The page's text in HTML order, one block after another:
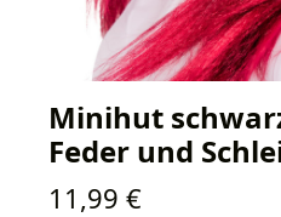
Minihut
Feder und
Regulärer Preis:
11,99 €